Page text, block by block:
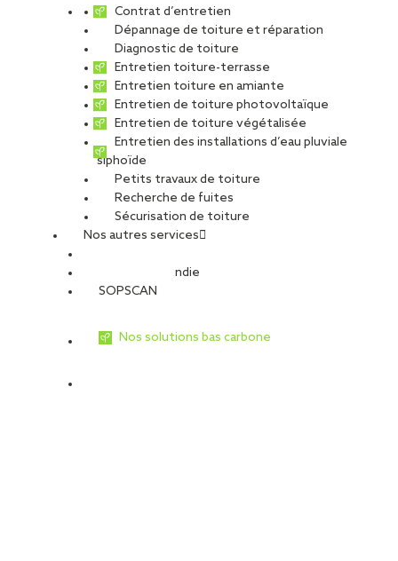
Contrat d’entretien
Dépannage de toiture et réparation
Diagnostic de toiture
Entretien toiture-terrasse
Entretien toiture en amiante
Entretien de toiture photovoltaïque
Entretien de toiture végétalisée
Entretien des installations d’eau pluviale
siphoïde
Petits travaux de toiture
Recherche de fuites
Sécurisation de toiture
Nos autres services
Sécurité Incendie
SOPSCAN
Nos solutions bas carbone